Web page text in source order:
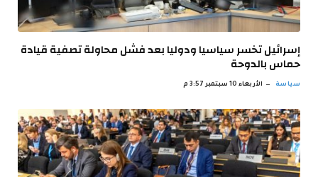
إسرائيل تخسر سياسيا ودوليا بعد فشل محاولة تصفية قيادة
حماس بالدوحة
سياسة الأربعاء 10 سبتمبر 3:57 م